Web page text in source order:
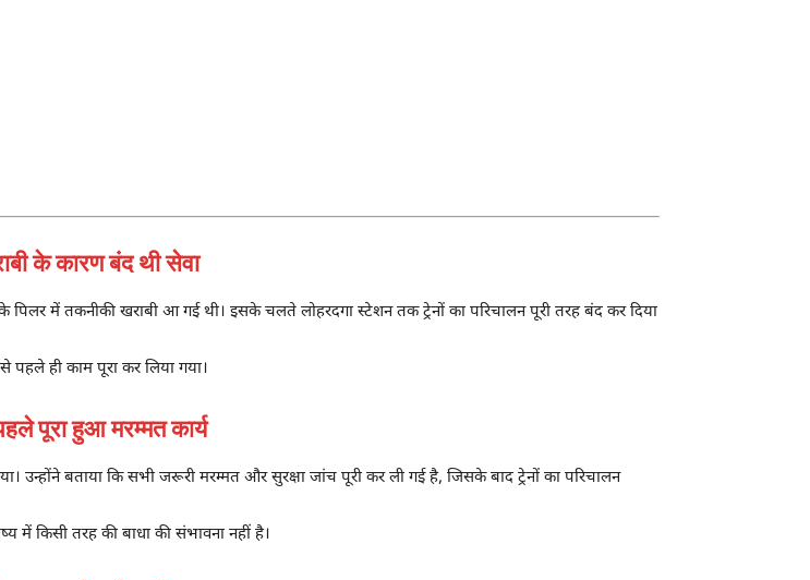
के कारण बंद थी सेवा
में तकनीकी खराबी आ गई थी। इसके चलते लोहरदगा स्टेशन तक ट्रेनों का परिचालन पूरी तरह बंद कर दिया
पहले ही काम पूरा कर लिया गया।
पूरा हुआ मरम्मत कार्य
उन्होंने बताया कि सभी जरूरी मरम्मत और सुरक्षा जांच पूरी कर ली गई है, जिसके बाद ट्रेनों का परिचालन
में किसी तरह की बाधा की संभावना नहीं है।